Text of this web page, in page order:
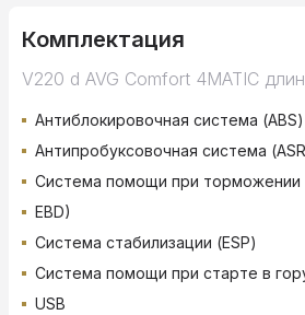
Комплектация
V220 d AVG Comfort 4MATIC
Антиблокировочная система (ABS)
Антипробуксовочная система
Система помощи при торможении
EBD)
Система стабилизации (ESP)
Система помощи при старте в
USB